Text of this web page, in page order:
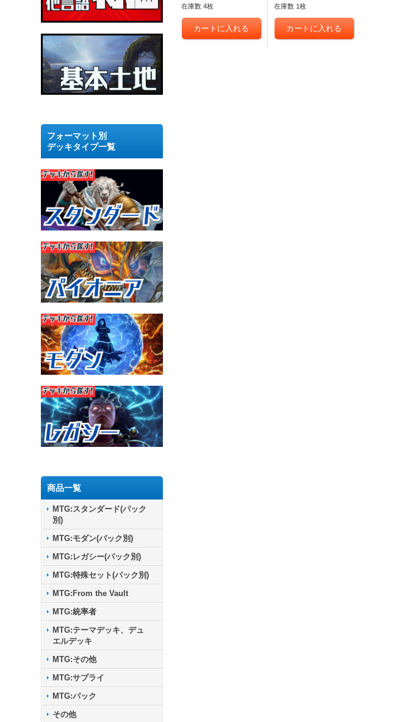
フォーマット別
デッキタイプ一覧
商品一覧
MTG:スタンダード(パック
別)
MTG:モダン(パック別)
MTG:レガシー(パック別)
MTG:特殊セット(パック別)
MTG:From the Vault
MTG:統率者
MTG:テーマデッキ、デュ
エルデッキ
MTG:その他
MTG:サプライ
MTG:パック
その他
在庫数 4枚 在庫数 1枚